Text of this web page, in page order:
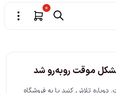
0
موقت روبه‌رو شد
تلاش کنید یا به فروشگاه